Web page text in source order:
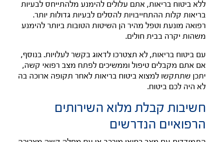
ללא ביטוח בריאות, אתם עלולים להימנע מלהתייחס לבעיות
בריאות קלות ההתחייבויות להסלים לבעיות גדולות יותר.
רפואה מונעת וטפל מהיר הן השיטות הטובות ביותר להימנע
משהות יקרה בבית חולים.
עם ביטוח בריאות, לא תצטרכו לדאוג בקשר לעלויות. בנוסף,
אם אתם מקבלים טיפול וממשיכים לפתח מצב רפואי קשה,
יתכן שתתקשו למצוא ביטוח בריאות לאחר תקופה ארוכה בה
לא היה לכם ביטוח.
חשיבות קבלת מלוא השירותים
הרפואיים הנדרשים